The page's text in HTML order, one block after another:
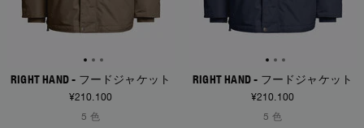
メンズ 水着
Parka
Heidi Sevestre
Jason Roberts
Kristin Eriksson
RIGHT HAND - フードジャケット
¥210.100
5 色
RIGHT HAND - フードジャケット
¥210.100
5 色